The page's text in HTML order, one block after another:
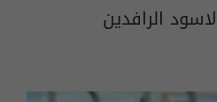
الرافدين